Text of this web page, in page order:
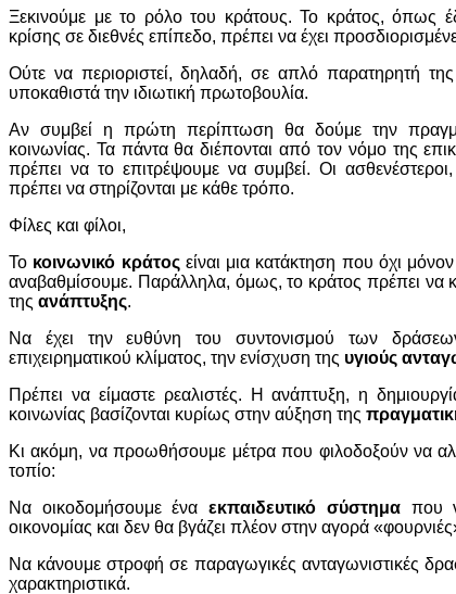
Ξεκινούμε με το ρόλο του κράτους. Το κράτος, όπως
κρίσης σε διεθνές επίπεδο, πρέπει να έχει
Ούτε να περιοριστεί, δηλαδή, σε απλό παρατηρητή
υποκαθιστά την ιδιωτική πρωτοβουλία.
Αν συμβεί η πρώτη περίπτωση θα δούμε την
κοινωνίας. Τα πάντα θα διέπονται από τον νόμο της
πρέπει να το επιτρέψουμε να συμβεί. Οι ασθενέστεροι,
πρέπει να στηρίζονται με κάθε τρόπο.
Φίλες και φίλοι,
Το κοινωνικό κράτοςείναι μια κατάκτηση που όχι
αναβαθμίσουμε. Παράλληλα, όμως, το κράτος πρέπει να
της ανάπτυξης.
Να έχει την ευθύνη του συντονισμού των
επιχειρηματικού κλίματος, την ενίσχυση της υγιούς
Πρέπει να είμαστε ρεαλιστές. Η ανάπτυξη, η
κοινωνίας βασίζονται κυρίως στην αύξηση της
Κι ακόμη, να προωθήσουμε μέτρα που φιλοδοξούν να
τοπίο:
Να οικοδομήσουμε έναεκπαιδευτικό σύστημαπου
οικονομίας και δεν θα βγάζει πλέον στην αγορά
Να κάνουμε στροφή σε παραγωγικές ανταγωνιστικές
χαρακτηριστικά.